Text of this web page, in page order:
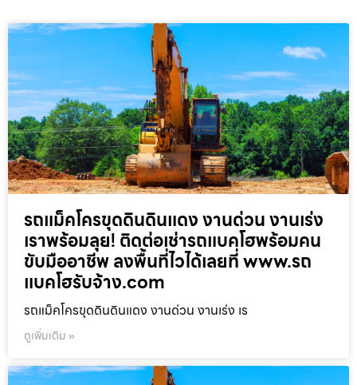
รถแม็คโครขุดดินดินแดง งานด่วน งานเร่ง
เราพร้อมลุย! ติดต่อเช่ารถแบคโฮพร้อมคน
ขับมืออาชีพ ลงพื้นที่ไวได้เลยที่ www.รถ
แบคโฮรับจ้าง.com
รถแม็คโครขุดดินดินแดง งานด่วน งานเร่ง เร
ดูเพิ่มเติม »